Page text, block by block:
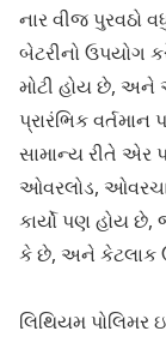
નાર વીજ પુરવઠો
બેટરીનો ઉપયોગ
મોટી હોય છે,
પ્રારંભિક
સામાન્ય રીતે
ઓવરલોડ,
કાર્યો પણ હોય છે,
કે છે, અને કેટલાક
લિથિયમ પોલિમર